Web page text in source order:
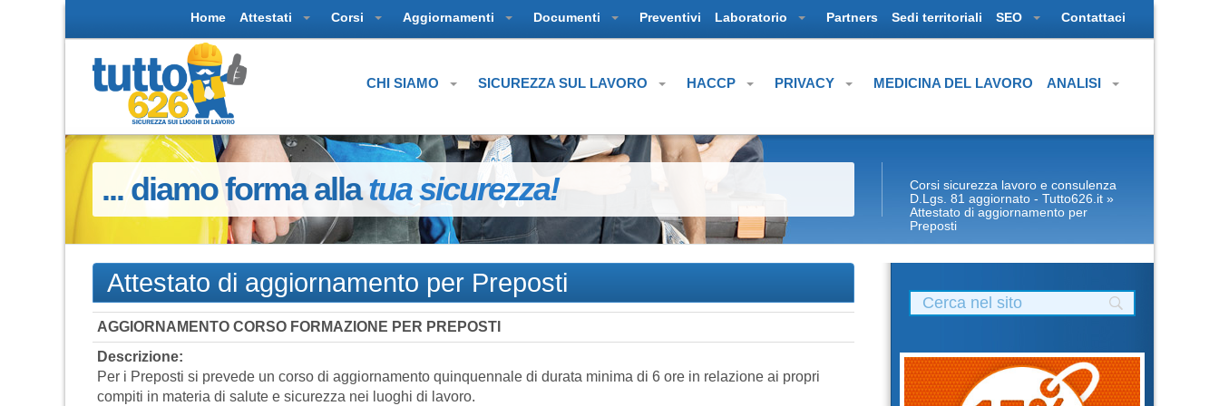
Home Attestati Corsi Aggiornamenti Documenti Preventivi Laboratorio Partners Sedi territoriali SEO Contattaci
CHI SIAMO SICUREZZA SUL LAVORO HACCP PRIVACY MEDICINA DEL LAVORO ANALISI
... diamo forma allatua sicurezza!
Corsi sicurezza lavoro e consulenza
D.Lgs. 81 aggiornato - Tutto626.it »
Attestato di aggiornamento per
Preposti
Attestato di aggiornamento per Preposti
AGGIORNAMENTO CORSO FORMAZIONE PER PREPOSTI
Descrizione:
Per i Preposti si prevede un corso di aggiornamento quinquennale di durata minima di 6 ore in relazione ai propri
compiti in materia di salute e sicurezza nei luoghi di lavoro.